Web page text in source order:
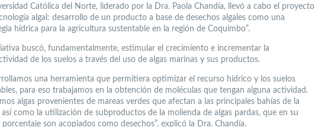
Católica del Norte, liderado por la Dra. Paola Chandía, llevó a cabo el proyecto
algal: desarrollo de un producto a base de desechos algales como una
hídrica para la agricultura sustentable en la región de Coquimbo”.
buscó, fundamentalmente, estimular el crecimiento e incrementar la
de los suelos a través del uso de algas marinas y sus productos.
una herramienta que permitiera optimizar el recurso hídrico y los suelos
para eso trabajamos en la obtención de moléculas que tengan alguna actividad.
algas provenientes de mareas verdes que afectan a las principales bahías de la
así como la utilización de subproductos de la molienda de algas pardas, que en su
porcentaje son acopiados como desechos”, explicó la Dra. Chandía.